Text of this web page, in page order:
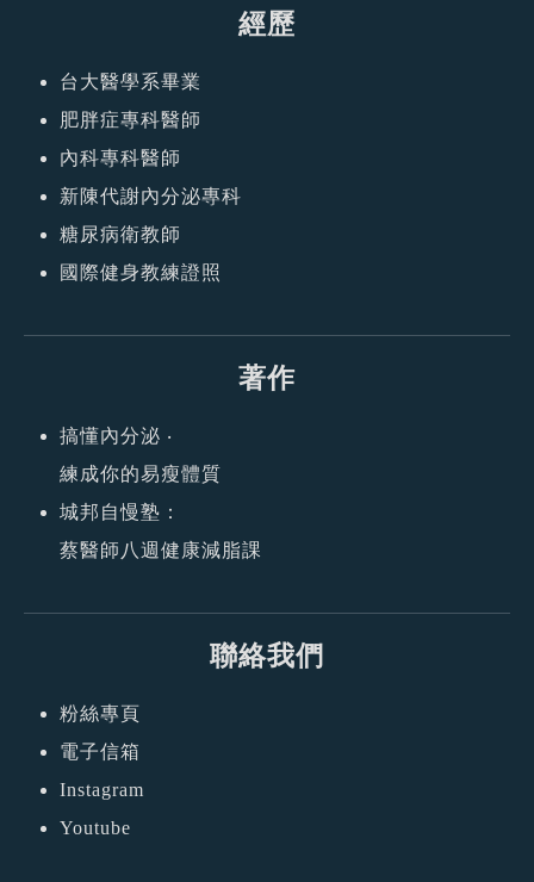
經歷
台大醫學系畢業
肥胖症專科醫師
內科專科醫師
新陳代謝內分泌專科
糖尿病衛教師
國際健身教練證照
著作
搞懂內分泌 ‧
練成你的易瘦體質
城邦自慢塾：
蔡醫師八週健康減脂課
聯絡我們
粉絲專頁
電子信箱
Instagram
Youtube